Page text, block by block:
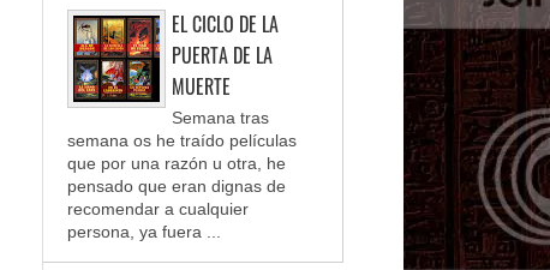
EL CICLO DE LA
PUERTA DE LA
MUERTE
Semana tras
semana os he traído películas
que por una razón u otra, he
pensado que eran dignas de
recomendar a cualquier
persona, ya fuera ...